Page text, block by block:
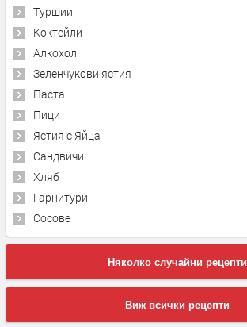
Туршии
Коктейли
Алкохол
Зеленчукови ястия
Паста
Пици
Ястия с Яйца
Сандвичи
Хляб
Гарнитури
Сосове
Няколко случайни рецепти
Виж всички рецепти